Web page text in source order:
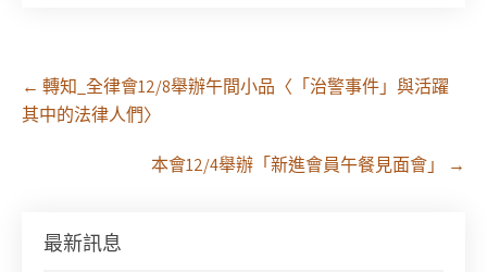
Post
navigation
← 轉知_全律會12/8舉辦午間小品〈「治警事件」與活躍
其中的法律人們〉
本會12/4舉辦「新進會員午餐見面會」 →
最新訊息
新竹律師公會8/30(日)舉辦進修課程講授-太空產業